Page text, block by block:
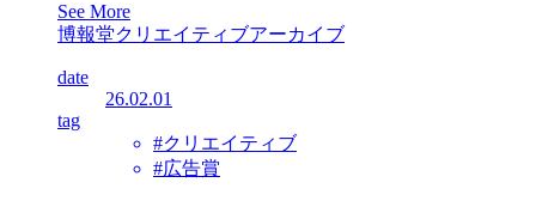
See More
博報堂クリエイティブアーカイブ
date
26.02.01
tag
#クリエイティブ
#広告賞